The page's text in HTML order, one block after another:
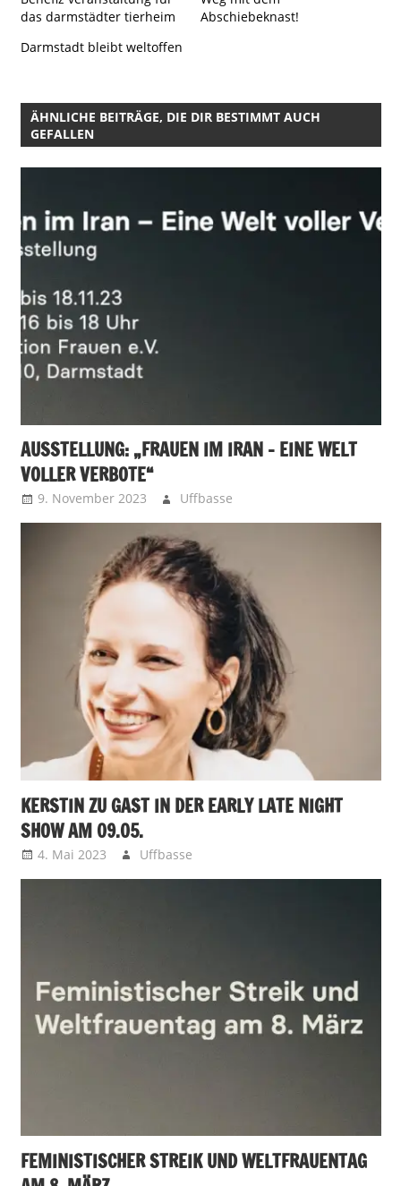
das darmstädter tierheim
Abschiebeknast!
Darmstadt bleibt weltoffen
ÄHNLICHE BEITRÄGE, DIE DIR BESTIMMT AUCH
GEFALLEN
AUSSTELLUNG: „FRAUEN IM IRAN – EINE WELT
VOLLER VERBOTE“
9. November 2023 Uffbasse
KERSTIN ZU GAST IN DER EARLY LATE NIGHT
SHOW AM 09.05.
4. Mai 2023 Uffbasse
FEMINISTISCHER STREIK UND WELTFRAUENTAG